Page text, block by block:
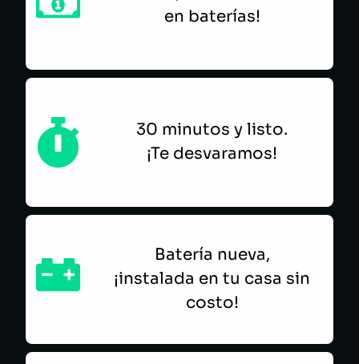
en baterías!
30 minutos y listo.
¡Te desvaramos!
Batería nueva,
¡instalada en tu casa sin
costo!